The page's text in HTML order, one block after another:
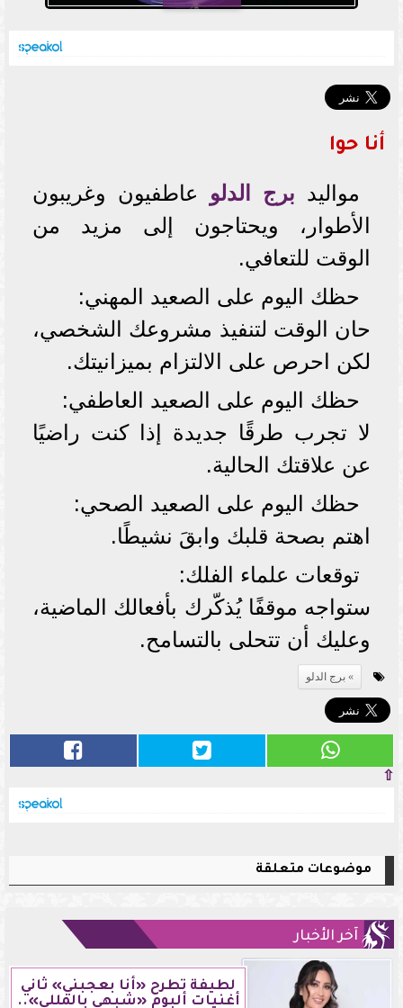
أنا حوا
مواليد برج الدلو عاطفيون وغريبون
الأطوار، ويحتاجون إلى مزيد من
الوقت للتعافي.
حظك اليوم على الصعيد المهني:
حان الوقت لتنفيذ مشروعك الشخصي،
لكن احرص على الالتزام بميزانيتك.
حظك اليوم على الصعيد العاطفي:
لا تجرب طرقًا جديدة إذا كنت راضيًا
عن علاقتك الحالية.
حظك اليوم على الصعيد الصحي:
اهتم بصحة قلبك وابقَ نشيطًا.
توقعات علماء الفلك:
ستواجه موقفًا يُذكّرك بأفعالك الماضية،
وعليك أن تتحلى بالتسامح.
برج الدلو
⇧
موضوعات متعلقة
آخر الأخبار
لطيفة تطرح «أنا بعجبني» ثاني
أغنيات ألبوم «شبهي بالمللي»..